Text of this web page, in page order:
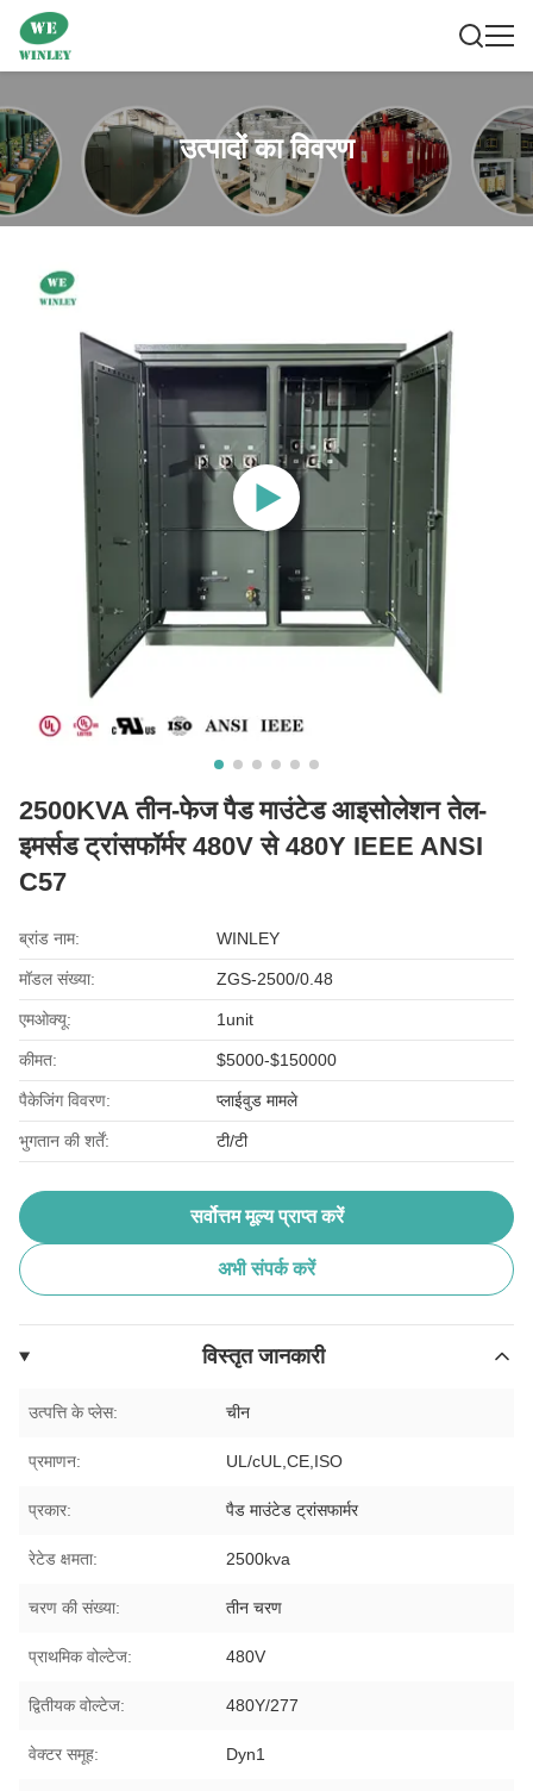
उत्पादों का विवरण
2500KVA तीन-फेज पैड माउंटेड आइसोलेशन तेल-
इमर्सड ट्रांसफॉर्मर 480V से 480Y IEEE ANSI
C57
ब्रांड नाम: WINLEY
मॉडल संख्या: ZGS-2500/0.48
एमओक्यू: 1unit
कीमत: $5000-$150000
पैकेजिंग विवरण: प्लाईवुड मामले
भुगतान की शर्तें: टी/टी
सर्वोत्तम मूल्य प्राप्त करें
अभी संपर्क करें
विस्तृत जानकारी
उत्पत्ति के प्लेस: चीन
प्रमाणन: UL/cUL,CE,ISO
प्रकार: पैड माउंटेड ट्रांसफार्मर
रेटेड क्षमता: 2500kva
चरण की संख्या: तीन चरण
प्राथमिक वोल्टेज: 480V
द्वितीयक वोल्टेज: 480Y/277
वेक्टर समूह: Dyn1